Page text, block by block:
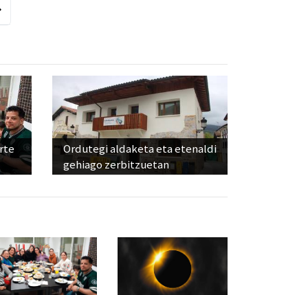
Ordutegi aldaketa eta etenaldi
gehiago zerbitzuetan